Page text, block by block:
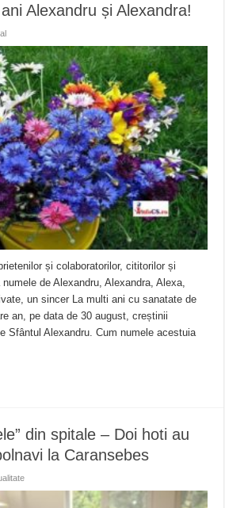
Alexandru și Alexandra!
și colaboratorilor, cititorilor și
de Alexandru, Alexandra, Alexa,
un sincer La multi ani cu sanatate de
an, pe data de 30 august, creștinii
Sfântul Alexandru. Cum numele acestuia
din spitale – Doi hoti au
la Caransebes